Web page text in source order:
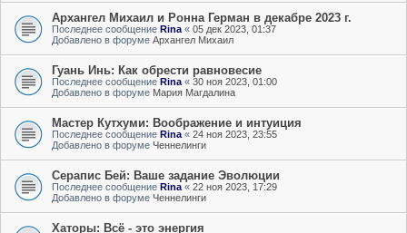
Архангел Михаил и Ронна Герман в декабре 2023 г.
Последнее сообщение Rina « 05 дек 2023, 01:37
Добавлено в форуме Архангел Михаил
Гуань Инь: Как обрести равновесие
Последнее сообщение Rina « 30 ноя 2023, 01:00
Добавлено в форуме Мария Магдалина
Мастер Кутхуми: Воображение и интуиция
Последнее сообщение Rina « 24 ноя 2023, 23:55
Добавлено в форуме Ченнелинги
Серапис Бей: Ваше задание Эволюции
Последнее сообщение Rina « 22 ноя 2023, 17:29
Добавлено в форуме Ченнелинги
Хаторы: Всё - это энергия